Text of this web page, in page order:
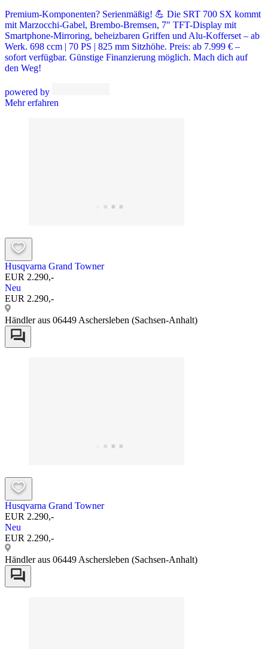
Premium-Komponenten? Serienmäßig! 💪 Die SRT 700 SX kommt
mit Marzocchi-Gabel, Brembo-Bremsen, 7" TFT-Display mit
Smartphone-Mirroring, beheizbaren Griffen und Alu-Kofferset – ab
Werk. 698 ccm | 70 PS | 825 mm Sitzhöhe. Preis: ab 7.999 € –
sofort verfügbar. Günstige Finanzierung möglich. Mach dich auf
den Weg!
powered by
Mehr erfahren
Husqvarna Grand Towner
EUR 2.290,-
Neu
EUR 2.290,-
Händler aus 06449 Aschersleben (Sachsen-Anhalt)
Husqvarna Grand Towner
EUR 2.290,-
Neu
EUR 2.290,-
Händler aus 06449 Aschersleben (Sachsen-Anhalt)